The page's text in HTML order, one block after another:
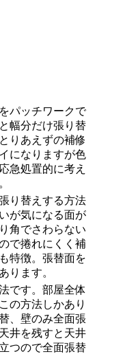
パッチワークで
幅分だけ張り替
りあえずの補修
になりますが色
急処置的に考え
り替えする方法
が気になる面が
角でさわらない
で捲れにくく補
特徴。張替面を
ります。
です。部屋全体
の方法しかあり
、壁のみ全面張
井を残すと天井
つので全面張替